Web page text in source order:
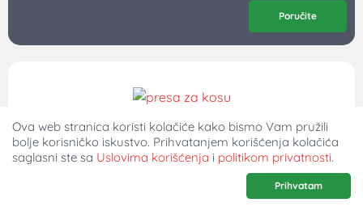
Poručite
Presa za kosu HD-B2008
Ova web stranica koristi kolačiće kako bismo Vam pružili
bolje korisničko iskustvo. Prihvatanjem korišćenja kolačića
saglasni ste sa Uslovima korišćenja i politikom privatnosti.
Prihvatam